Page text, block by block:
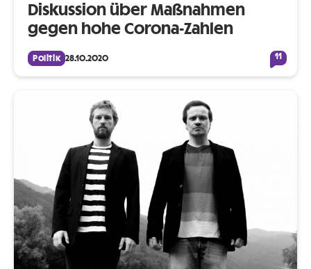
Diskussion über Maßnahmen
gegen hohe Corona-Zahlen
Politik 28.10.2020 11